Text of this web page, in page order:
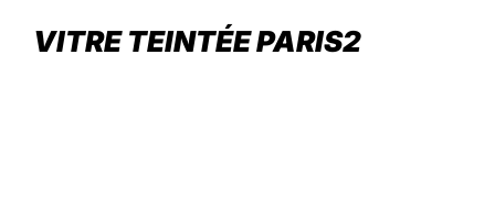
VITRE TEINTÉE PARIS2